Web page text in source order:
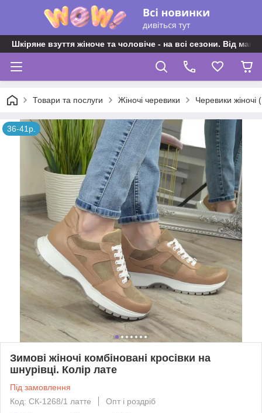
Шкіряне взуття жіноче та чоловіче - на всі сезони. Від
Товари та послуги Жіночі черевики Черевики жіночі
36-41р.
Зимові жіночі комбіновані кросівки на
шнурівці. Колір лате
Під замовлення
Код: СК-1268/1 латте
Опт і роздріб